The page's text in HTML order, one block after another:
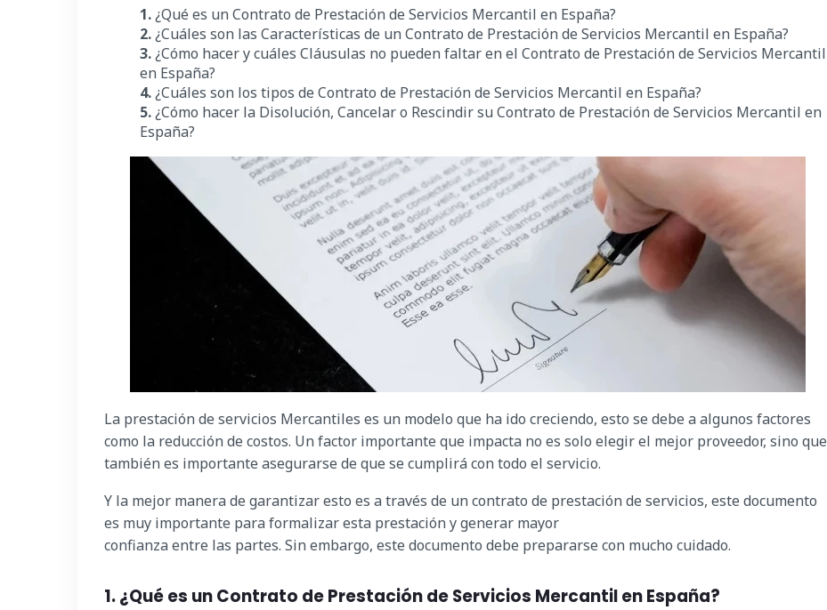
1.¿Qué es un Contrato de Prestación de Servicios Mercantil en España?
2.¿Cuáles son las Características de un Contrato de Prestación de Servicios Mercantil en España?
3.¿Cómo hacer y cuáles Cláusulas no pueden faltar en el Contrato de Prestación de Servicios Mercantil
en España?
4.¿Cuáles son los tipos de Contrato de Prestación de Servicios Mercantil en España?
5.¿Cómo hacer la Disolución, Cancelar o Rescindir su Contrato de Prestación de Servicios Mercantil en
España?
La prestación de servicios Mercantiles es un modelo que ha ido creciendo, esto se debe a algunos factores
como la reducción de costos. Un factor importante que impacta no es solo elegir el mejor proveedor, sino que
también es importante asegurarse de que se cumplirá con todo el servicio.
Y la mejor manera de garantizar esto es a través de un contrato de prestación de servicios, este documento
es muy importante para formalizar esta prestación y generar mayor
confianza entre las partes. Sin embargo, este documento debe prepararse con mucho cuidado.
1. ¿Qué es un Contrato de Prestación de Servicios Mercantil en España?